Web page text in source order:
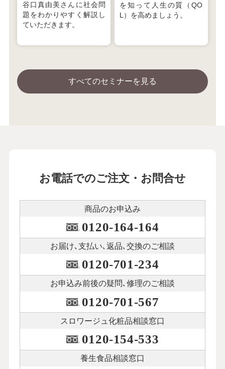
谷口真由美さんに社会問
題をわかりやすく解説し
ていただきます。
を知って人生の質（QO
L）を高めましょう。
すべてのセミナーを見る
お電話でのご注文・お問合せ
商品のお申込み
0120-164-164
お届け､支払い､ 返品､交換のご相談
0120-701-234
お申込み前後の疑問､修理のご相談
0120-701-567
スロワージュ化粧品相談窓口
0120-154-533
養生食品相談窓口